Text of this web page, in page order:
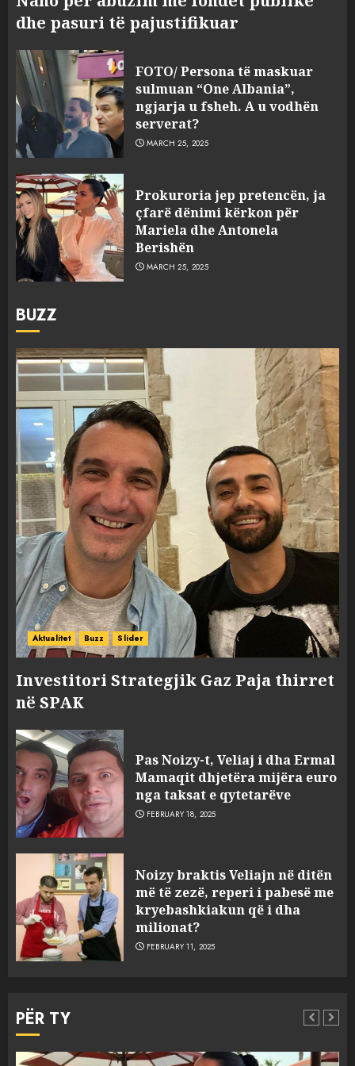
dhe pasuri të pajustifikuar
FOTO/ Persona të maskuar
sulmuan “One Albania”,
ngjarja u fsheh. A u vodhën
serverat?
MARCH 25, 2025
Prokuroria jep pretencën, ja
çfarë dënimi kërkon për
Mariela dhe Antonela
Berishën
MARCH 25, 2025
BUZZ
Aktualitet Buzz Slider
Investitori Strategjik Gaz Paja thirret
në SPAK
Pas Noizy-t, Veliaj i dha Ermal
Mamaqit dhjetëra mijëra euro
nga taksat e qytetarëve
FEBRUARY 18, 2025
Noizy braktis Veliajn në ditën
më të zezë, reperi i pabesë me
kryebashkiakun që i dha
milionat?
FEBRUARY 11, 2025
PËR TY
3
sulmuan “One Albania”,
ngjarja u fsheh. A u vodhën
serverat?
MARCH 25, 2025
4 MARCH 25, 2025